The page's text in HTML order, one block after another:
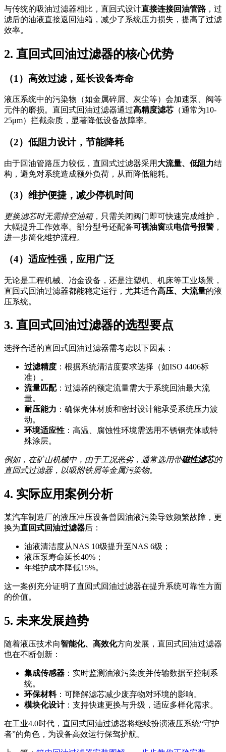
与传统的吸油过滤器相比，直回式设计直接连接回油管路 ，过
滤后的油液直接返回油箱，减少了系统压力损失，提高了过滤
效率。
2. 直回式回油过滤器的核心优势
（1）高效过滤，延长设备寿命
液压系统中的污染物（如金属碎屑、灰尘等）会加速泵、阀等
元件的磨损。直回式回油过滤器通过高精度滤芯 （通常为10-
25μm）拦截杂质，显著降低设备故障率。
（2）低阻力设计，节能降耗
由于回油管路压力较低，直回式过滤器采用 大流量、低阻力结
构，避免对系统造成额外负荷，从而降低能耗。
（3）维护便捷，减少停机时间
更换滤芯时无需排空油箱，只需关闭阀门即可快速完成维护，
大幅提升工作效率。部分型号还配备可视油窗或电信号报警 ，
进一步简化维护流程。
（4）适应性强，应用广泛
无论是工程机械、冶金设备，还是注塑机、机床等工业场景，
直回式回油过滤器都能稳定运行，尤其适合高压、大流量的液
压系统。
3. 直回式回油过滤器的选型要点
选择合适的直回式回油过滤器需考虑以下因素：
过滤精度 ：根据系统清洁度要求选择（如ISO 4406标
准）。
流量匹配：过滤器的额定流量需大于系统回油最大流
量。
耐压能力 ：确保壳体材质和密封设计能承受系统压力波
动。
环境适应性 ：高温、腐蚀性环境需选用不锈钢壳体或特
殊涂层。
例如，在矿山机械中，由于工况恶劣，通常选用带磁性滤芯的
直回式过滤器，以吸附铁屑等金属污染物。
4. 实际应用案例分析
某汽车制造厂的液压冲压设备曾因油液污染导致频繁故障，更
换为直回式回油过滤器后：
油液清洁度从NAS 10级提升至NAS 6级；
液压泵寿命延长40%；
年维护成本降低15%。
这一案例充分证明了直回式回油过滤器在提升系统可靠性方面
的价值。
5. 未来发展趋势
随着液压技术向智能化、高效化方向发展，直回式回油过滤器
也在不断创新：
集成传感器 ：实时监测油液污染度并传输数据至控制系
统。
环保材料：可降解滤芯减少废弃物对环境的影响。
模块化设计：支持快速更换与升级，适应多样化需求。
在工业4.0时代，直回式回油过滤器将继续扮演液压系统“守护
者”的角色，为设备高效运行保驾护航。